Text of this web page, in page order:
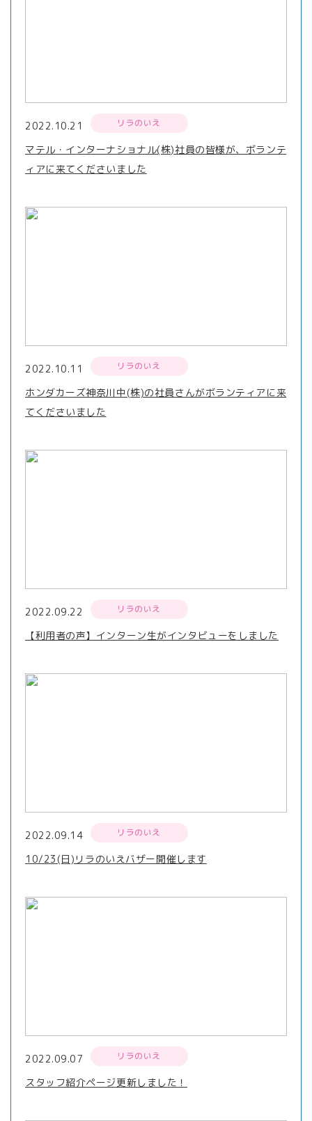
2022.10.21 リラのいえ
マテル・インターナショナル(株)社員の皆様が、ボランテ
ィアに来てくださいました
2022.10.11 リラのいえ
ホンダカーズ神奈川中(株)の社員さんがボランティアに来
てくださいました
2022.09.22 リラのいえ
【利用者の声】インターン生がインタビューをしました
2022.09.14 リラのいえ
10/23(日)リラのいえバザー開催します
2022.09.07 リラのいえ
スタッフ紹介ページ更新しました！